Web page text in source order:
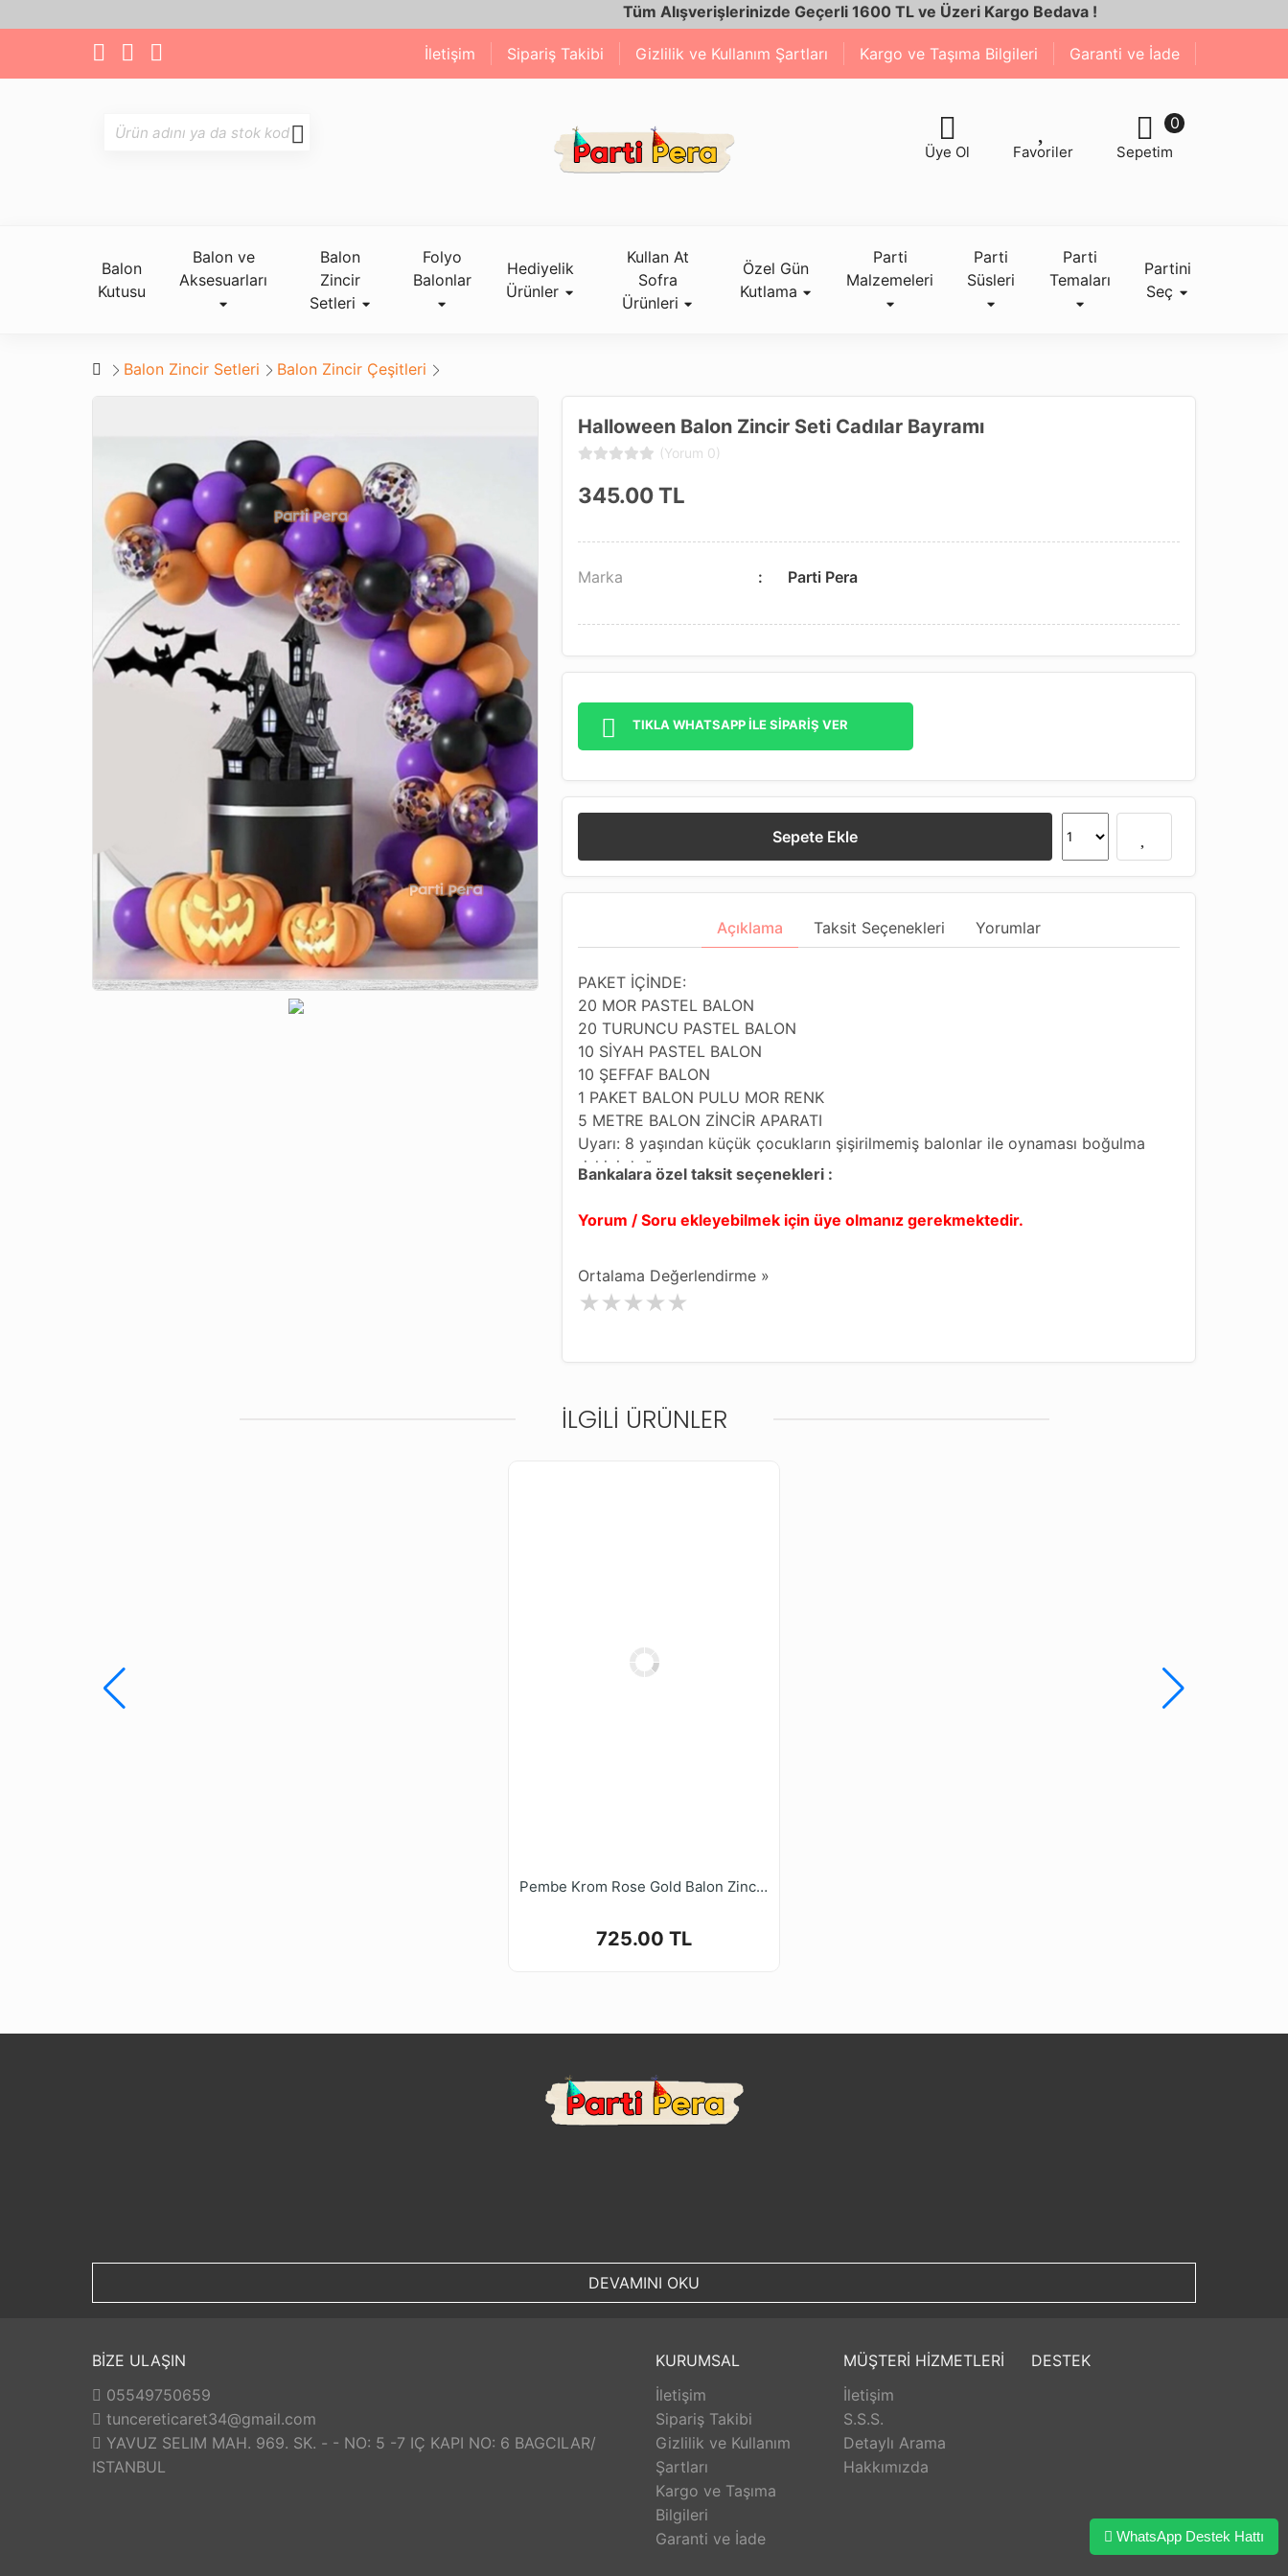
Tüm Alışverişlerinizde Geçerli 1600 TL ve Üzeri Kargo Bedava !
İletişim Sipariş Takibi Gizlilik ve Kullanım Şartları Kargo ve Taşıma Bilgileri Garanti ve İade
Sepetim
0
Favoriler
Üye Ol
Balon
Kutusu
Balon ve
Aksesuarları
Balon
Zincir
Setleri
Folyo
Balonlar
Hediyelik
Ürünler
Kullan At
Sofra
Ürünleri
Özel Gün
Kutlama
Parti
Malzemeleri
Parti
Süsleri
Parti
Temaları
Partini
Seç
Balon Zincir Setleri Balon Zincir Çeşitleri
Halloween Balon Zincir Seti Cadılar Bayramı
(Yorum 0)
345.00TL
Marka Parti Pera
TIKLA WHATSAPP İLE SİPARİŞ VER
Sepete Ekle
Açıklama Taksit Seçenekleri Yorumlar
PAKET İÇİNDE:
20 MOR PASTEL BALON
20 TURUNCU PASTEL BALON
10 SİYAH PASTEL BALON
10 ŞEFFAF BALON
1 PAKET BALON PULU MOR RENK
5 METRE BALON ZİNCİR APARATI
Uyarı: 8 yaşından küçük çocukların şişirilmemiş balonlar ile oynaması boğulma
riskini doğurur.
Yetişkin gözetimi gereklidir.
Şişirilmemiş ve patlak balonları çocuklardan uzak tutunuz.
Cadılar Bayramı temalı dekorasyonunuzu tamamlamak için ideal, göz alıcı bir
Bankalara özel taksit seçenekleri :
Yorum / Soru ekleyebilmek için üye olmanız gerekmektedir.
Ortalama Değerlendirme »
İLGILI ÜRÜNLER
Pembe Krom Rose Gold Balon Zinciri Seti
725.00 TL
DEVAMINI OKU
BİZE ULAŞIN
05549750659
tuncereticaret34@gmail.com
YAVUZ SELIM MAH. 969. SK. - - NO: 5 -7 IÇ KAPI NO: 6 BAGCILAR/
ISTANBUL
KURUMSAL
İletişim
Sipariş Takibi
Gizlilik ve Kullanım
Şartları
Kargo ve Taşıma
Bilgileri
Garanti ve İade
MÜŞTERİ HİZMETLERİ
İletişim
S.S.S.
Detaylı Arama
Hakkımızda
DESTEK
WhatsApp Destek Hattı